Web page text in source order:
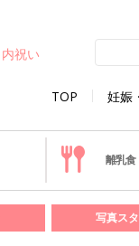
TOP 妊娠
内祝い
離乳食
写真ス